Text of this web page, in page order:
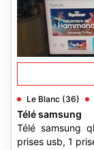
Le Blanc (36)
Télé samsung
Télé samsung
prises usb, 1